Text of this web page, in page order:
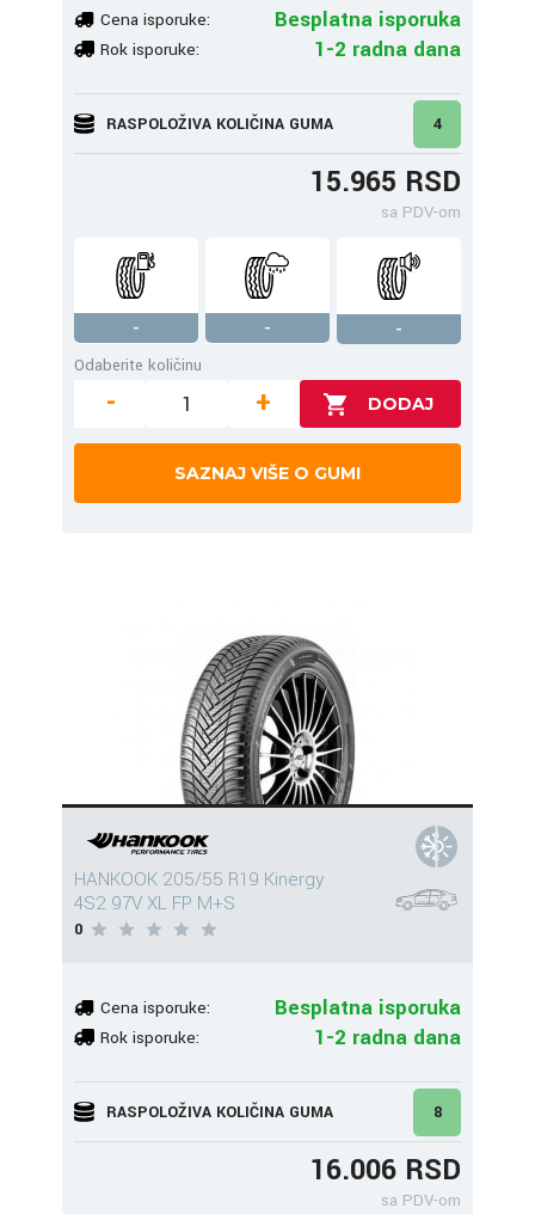
Cena isporuke: Besplatna isporuka
Rok isporuke: 1-2 radna dana
RASPOLOŽIVA KOLIČINA GUMA 4
15.965 RSD
sa PDV-om
- -
-
Odaberite količinu
- +
SAZNAJ VIŠE O GUMI
HANKOOK 205/55 R19 Kinergy
4S2 97V XL FP M+S
0
Cena isporuke: Besplatna isporuka
Rok isporuke: 1-2 radna dana
RASPOLOŽIVA KOLIČINA GUMA 8
16.006 RSD
sa PDV-om